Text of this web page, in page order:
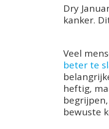
Dry
kanker.
Veel
beter te
heftig,
bewuste